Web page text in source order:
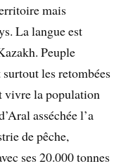
mais
La langue est
Peuple
surtout les retombées
vivre la population
asséchée l’a
de pêche,
ses 20.000 tonnes